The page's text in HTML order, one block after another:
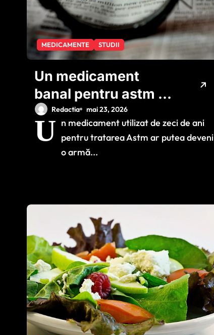
MEDICAMENTE STUDII
Un medicament
banal pentru astm ar
putea ajuta în lupta
împotriva cancerului
agresiv
Redactia mai 23, 2026
U n medicament utilizat de zeci de ani
pentru tratarea Astm ar putea deveni
o armă...